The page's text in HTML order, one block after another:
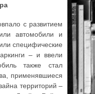
с развитием
автомобили и
специфические
– и ввели
также стал
применявшиеся
территорий –